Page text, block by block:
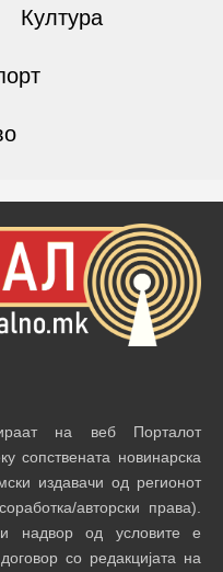
Култура
на веб Порталот
сопствената новинарска
издавачи од регионот
авторски права).
надвор од условите е
со редакцијата на